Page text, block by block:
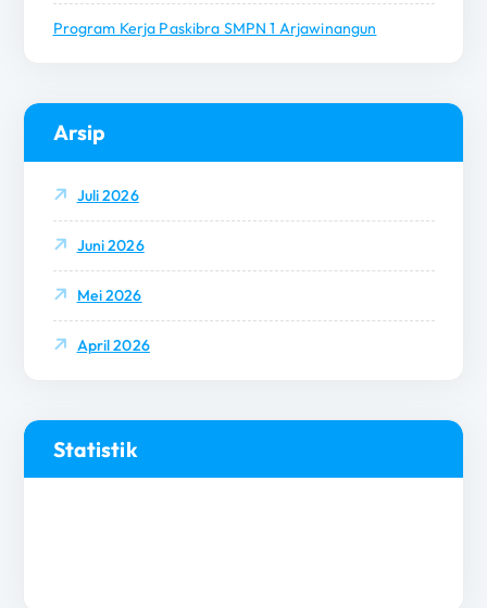
Program Kerja Paskibra SMPN 1 Arjawinangun
Arsip
Juli 2026
Juni 2026
Mei 2026
April 2026
Statistik